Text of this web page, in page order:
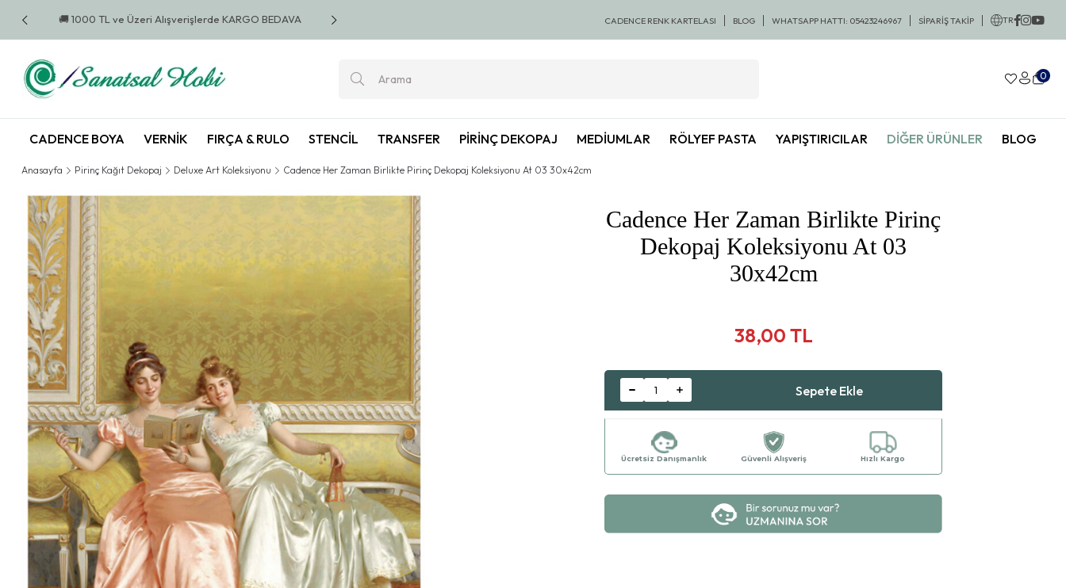
🚚 1000 TL ve Üzeri Alışverişlerde KARGO BEDAVA 🚚 1000 TL ve Üzeri Alışverişlerde KARGO BEDAVA 🚚 1000 TL ve Üzeri Alışverişlerde KARGO BEDAVA 🚚 1000 TL ve Üzeri Alışverişlerde
CADENCE RENK KARTELASI BLOG WHATSAPP HATTI: 05423246967 SİPARİŞ TAKİP TR
0
CADENCE BOYA VERNIK FIRÇA & RULO STENCIL TRANSFER PIRINÇ DEKOPAJ MEDIUMLAR RÖLYEF PASTA YAPIŞTIRICILAR DIĞER ÜRÜNLER BLOG
Anasayfa Pirinç Kağıt Dekopaj Deluxe Art Koleksiyonu Cadence Her Zaman Birlikte Pirinç Dekopaj Koleksiyonu At 03 30x42cm
Cadence Her Zaman Birlikte Pirinç
Dekopaj Koleksiyonu At 03
30x42cm
38,00 TL
Ücretsiz Danışmanlık Güvenli Alışveriş Hızlı Kargo